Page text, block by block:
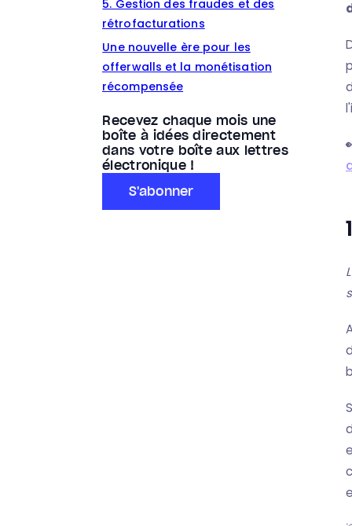
5. Gestion des fraudes et des
rétrofacturations
Une nouvelle ère pour les
offerwalls et la monétisation
récompensée
Recevez chaque mois une
boîte à idées directement
dans votre boîte aux lettres
électronique !
S'abonner